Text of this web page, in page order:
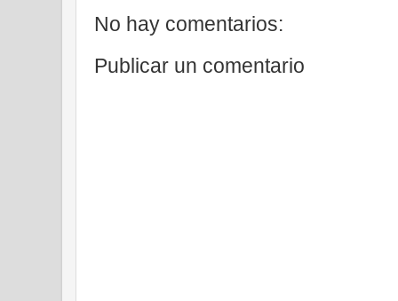
No hay comentarios:
Publicar un comentario